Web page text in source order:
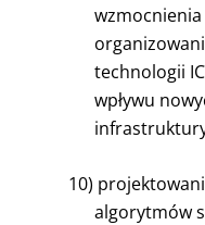
technologii
wpływu
10)
algorytmów